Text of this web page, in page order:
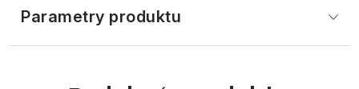
Parametry produktu